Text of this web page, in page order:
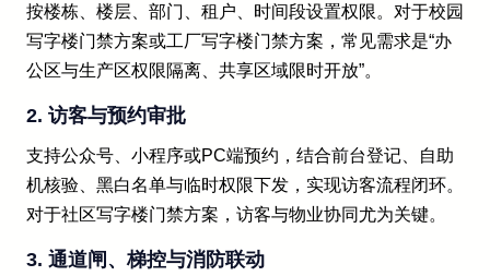
按楼栋、楼层、部门、租户、时间段设置权限。对于校园
写字楼门禁方案或工厂写字楼门禁方案，常见需求是“办
公区与生产区权限隔离、共享区域限时开放”。
2. 访客与预约审批
支持公众号、小程序或PC端预约，结合前台登记、自助
机核验、黑白名单与临时权限下发，实现访客流程闭环。
对于社区写字楼门禁方案，访客与物业协同尤为关键。
3. 通道闸、梯控与消防联动